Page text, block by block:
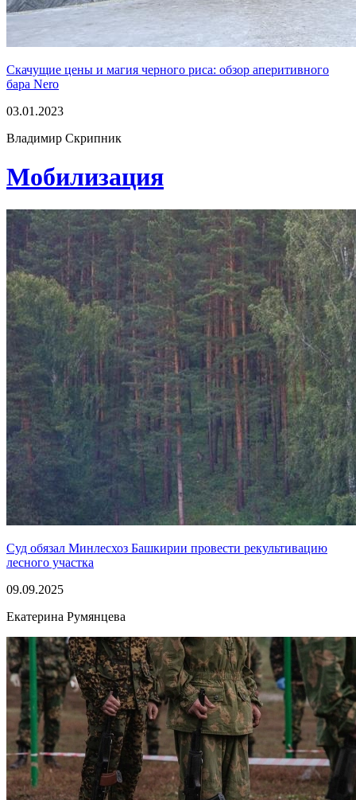
Скачущие цены и магия черного риса: обзор аперитивного
бара Nero
03.01.2023
Владимир Скрипник
Мобилизация
Суд обязал Минлесхоз Башкирии провести рекультивацию
лесного участка
09.09.2025
Екатерина Румянцева